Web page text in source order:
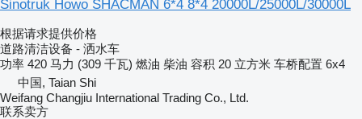
Sinotruk Howo SHACMAN 6*4 8*4 20000L/25000L/30000L
根据请求提供价格
道路清洁设备 - 洒水车
功率 420 马力 (309 千瓦) 燃油 柴油 容积 20 立方米 车桥配置 6x4
中国, Taian Shi
Weifang Changjiu International Trading Co., Ltd.
联系卖方